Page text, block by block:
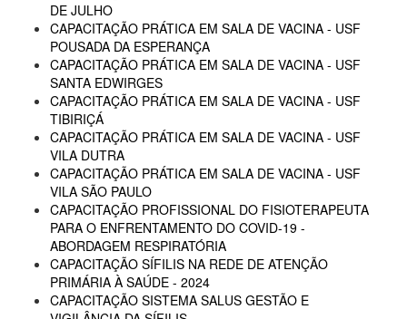
DE JULHO
CAPACITAÇÃO PRÁTICA EM SALA DE VACINA - USF
POUSADA DA ESPERANÇA
CAPACITAÇÃO PRÁTICA EM SALA DE VACINA - USF
SANTA EDWIRGES
CAPACITAÇÃO PRÁTICA EM SALA DE VACINA - USF
TIBIRIÇÁ
CAPACITAÇÃO PRÁTICA EM SALA DE VACINA - USF
VILA DUTRA
CAPACITAÇÃO PRÁTICA EM SALA DE VACINA - USF
VILA SÃO PAULO
CAPACITAÇÃO PROFISSIONAL DO FISIOTERAPEUTA
PARA O ENFRENTAMENTO DO COVID-19 -
ABORDAGEM RESPIRATÓRIA
CAPACITAÇÃO SÍFILIS NA REDE DE ATENÇÃO
PRIMÁRIA À SAÚDE - 2024
CAPACITAÇÃO SISTEMA SALUS GESTÃO E